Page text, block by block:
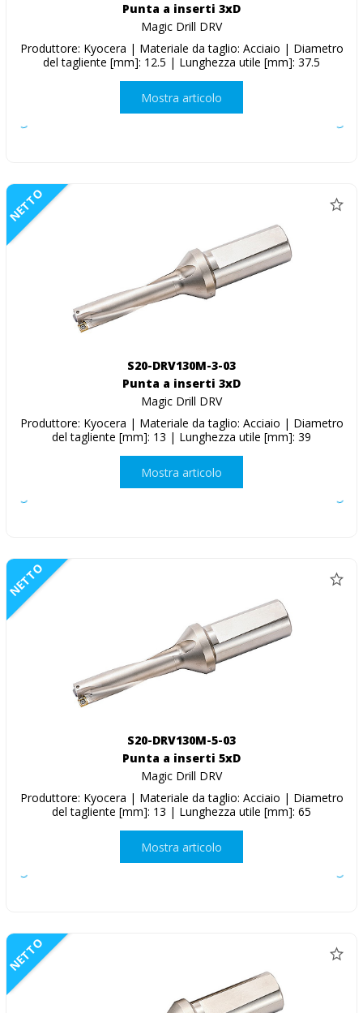
Punta a inserti 3xD
Magic Drill DRV
Produttore: Kyocera | Materiale da taglio: Acciaio | Diametro
del tagliente [mm]: 12.5 | Lunghezza utile [mm]: 37.5
Mostra articolo
NETTO
S20-DRV130M-3-03
Punta a inserti 3xD
Magic Drill DRV
Produttore: Kyocera | Materiale da taglio: Acciaio | Diametro
del tagliente [mm]: 13 | Lunghezza utile [mm]: 39
Mostra articolo
NETTO
S20-DRV130M-5-03
Punta a inserti 5xD
Magic Drill DRV
Produttore: Kyocera | Materiale da taglio: Acciaio | Diametro
del tagliente [mm]: 13 | Lunghezza utile [mm]: 65
Mostra articolo
NETTO